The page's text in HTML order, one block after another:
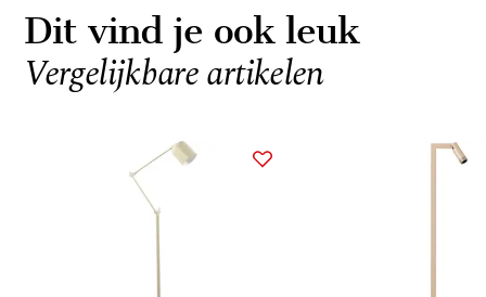
Dit vind je ook leuk
Vergelijkbare artikelen